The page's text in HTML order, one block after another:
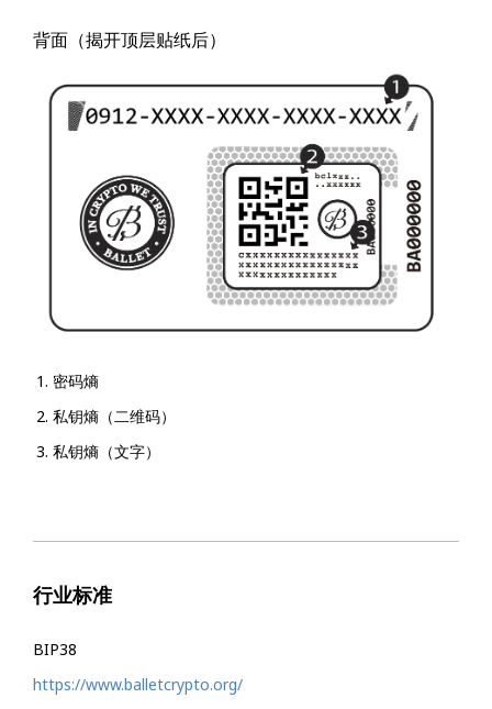
背面（揭开顶层贴纸后）
密码熵
私钥熵（二维码）
私钥熵（文字）
行业标准
BIP38
https://www.balletcrypto.org/